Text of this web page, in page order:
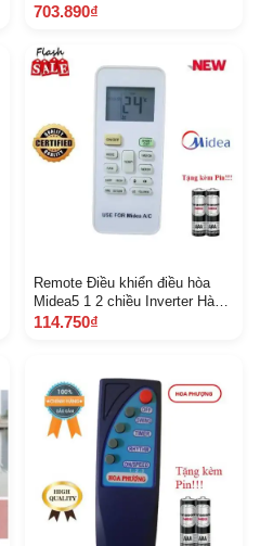
703.890₫
Remote Điều khiển điều hòa
Midea5 1 2 chiều Inverter Hàng
mới 100 Tặng Pin
114.750₫